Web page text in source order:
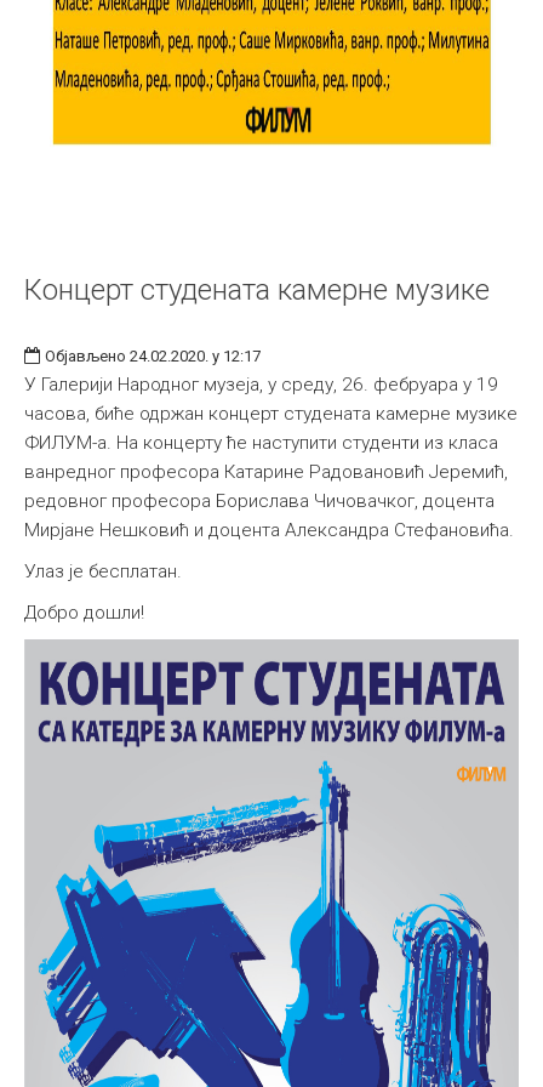
Концерт студената камерне музике
Објављено 24.02.2020. у 12:17
У Галерији Народног музеја, у среду, 26. фебруара у 19
часова, биће одржан концерт студената камерне музике
ФИЛУМ-а. На концерту ће наступити студенти из класа
ванредног професора Катарине Радовановић Јеремић,
редовног професора Борислава Чичовачког, доцента
Мирјане Нешковић и доцента Александра Стефановића.
Улаз је бесплатан.
Добро дошли!